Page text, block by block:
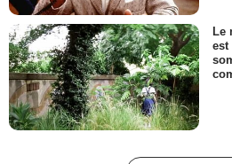
Le
est